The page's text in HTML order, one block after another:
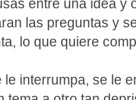
entre una idea y
las preguntas y
lo que quiere
le interrumpa, se le